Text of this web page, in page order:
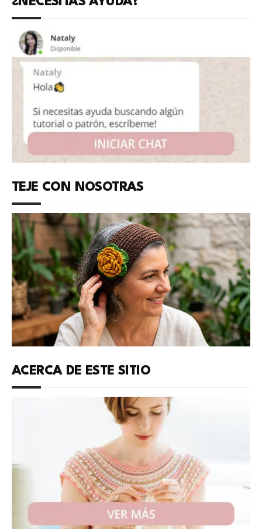
TEJE CON NOSOTRAS
ACERCA DE ESTE SITIO